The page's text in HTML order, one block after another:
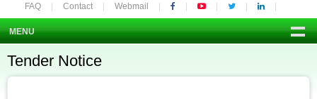
FAQ Contact Webmail
MENU
Tender Notice